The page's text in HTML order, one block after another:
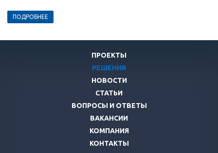
ПОДРОБНЕЕ
ПРОЕКТЫ
РЕШЕНИЯ
НОВОСТИ
СТАТЬИ
ВОПРОСЫ И ОТВЕТЫ
ВАКАНСИИ
КОМПАНИЯ
КОНТАКТЫ